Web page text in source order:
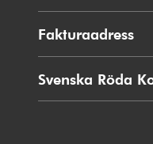
Fakturaadress
Svenska Röda